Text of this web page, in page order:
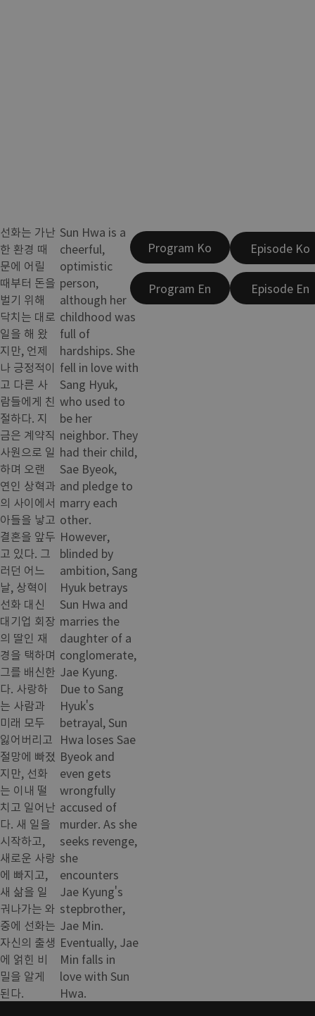
선화는 가난
한 환경 때
문에 어릴
때부터 돈을
벌기 위해
닥치는 대로
일을 해 왔
지만, 언제
나 긍정적이
고 다른 사
람들에게 친
절하다. 지
금은 계약직
사원으로 일
하며 오랜
연인 상혁과
의 사이에서
아들을 낳고
결혼을 앞두
고 있다. 그
러던 어느
날, 상혁이
선화 대신
대기업 회장
의 딸인 재
경을 택하며
그를 배신한
다. 사랑하
는 사람과
미래 모두
잃어버리고
절망에 빠졌
지만, 선화
는 이내 떨
치고 일어난
다. 새 일을
시작하고,
새로운 사랑
에 빠지고,
새 삶을 일
궈나가는 와
중에 선화는
자신의 출생
에 얽힌 비
밀을 알게
된다.
Sun Hwa is a
cheerful,
optimistic
person,
although her
childhood was
full of
hardships. She
fell in love with
Sang Hyuk,
who used to
be her
neighbor. They
had their child,
Sae Byeok,
and pledge to
marry each
other.
However,
blinded by
ambition, Sang
Hyuk betrays
Sun Hwa and
marries the
daughter of a
conglomerate,
Jae Kyung.
Due to Sang
Hyuk's
betrayal, Sun
Hwa loses Sae
Byeok and
even gets
wrongfully
accused of
murder. As she
seeks revenge,
she
encounters
Jae Kyung's
stepbrother,
Jae Min.
Eventually, Jae
Min falls in
love with Sun
Hwa.
Program Ko
Program En
Episode Ko
Episode En